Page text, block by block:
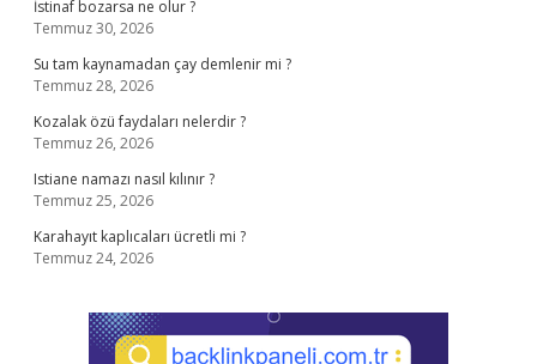
İstinaf bozarsa ne olur ?
Temmuz 30, 2026
Su tam kaynamadan çay demlenir mi ?
Temmuz 28, 2026
Kozalak özü faydaları nelerdir ?
Temmuz 26, 2026
Istiane namazı nasıl kılınır ?
Temmuz 25, 2026
Karahayıt kaplıcaları ücretli mi ?
Temmuz 24, 2026